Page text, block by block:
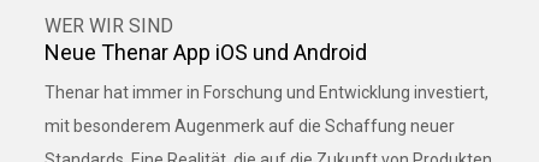
WER WIR SIND
Neue Thenar App iOS und Android
Thenar hat immer in Forschung und Entwicklung investiert,
mit besonderem Augenmerk auf die Schaffung neuer